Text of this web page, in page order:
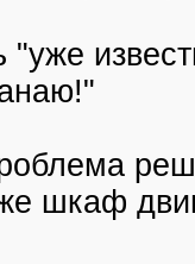
шкаф